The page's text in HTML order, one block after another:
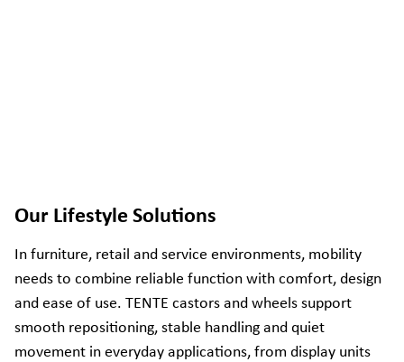
Our Lifestyle Solutions
In furniture, retail and service environments, mobility
needs to combine reliable function with comfort, design
and ease of use. TENTE castors and wheels support
smooth repositioning, stable handling and quiet
movement in everyday applications, from display units